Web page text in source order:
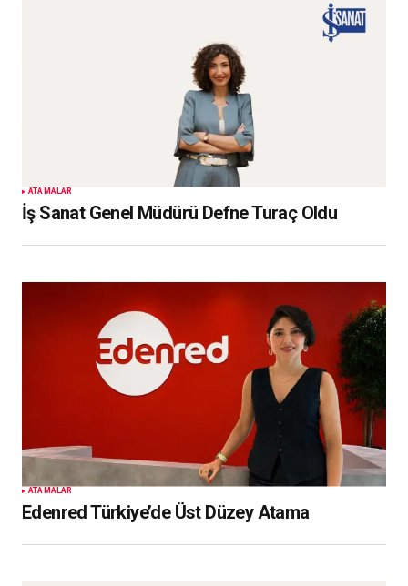
ATAMALAR
İş Sanat Genel Müdürü Defne Turaç Oldu
ATAMALAR
Edenred Türkiye’de Üst Düzey Atama